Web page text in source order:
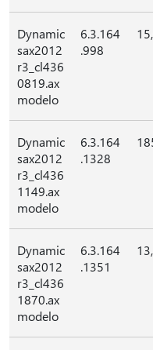
Dynamic
sax2012
r3_cl436
0819.ax
modelo
6.3.164
.998
Dynamic
sax2012
r3_cl436
1149.ax
modelo
6.3.164
.1328
Dynamic
sax2012
r3_cl436
1870.ax
modelo
6.3.164
.1351